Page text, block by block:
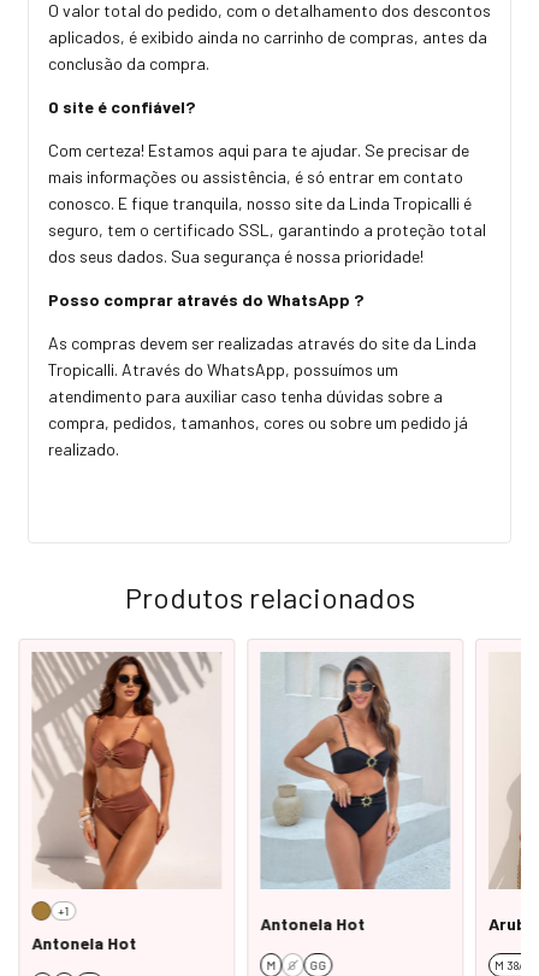
O valor total do pedido, com o detalhamento dos descontos
aplicados, é exibido ainda no carrinho de compras, antes da
conclusão da compra.
O site é confiável?
Com certeza! Estamos aqui para te ajudar. Se precisar de
mais informações ou assistência, é só entrar em contato
conosco. E fique tranquila, nosso site da Linda Tropicalli é
seguro, tem o certificado SSL, garantindo a proteção total
dos seus dados. Sua segurança é nossa prioridade!
Posso comprar através do WhatsApp ?
As compras devem ser realizadas através do site da Linda
Tropicalli. Através do WhatsApp, possuímos um
atendimento para auxiliar caso tenha dúvidas sobre a
compra, pedidos, tamanhos, cores ou sobre um pedido já
realizado.
Produtos relacionados
+1
Antonela Hot
Antonela Hot
M G GG
Aruba
M 38/40